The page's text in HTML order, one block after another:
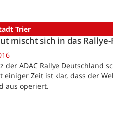
Trier
mischt sich in das Rallye-
der ADAC Rallye Deutschland
einiger Zeit ist klar, dass der
aus operiert.